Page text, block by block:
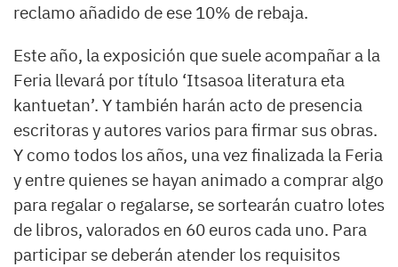
reclamo añadido de ese 10% de rebaja.
Este año, la exposición que suele acompañar a la
Feria llevará por título ‘Itsasoa literatura eta
kantuetan’. Y también harán acto de presencia
escritoras y autores varios para firmar sus obras.
Y como todos los años, una vez finalizada la Feria
y entre quienes se hayan animado a comprar algo
para regalar o regalarse, se sortearán cuatro lotes
de libros, valorados en 60 euros cada uno. Para
participar se deberán atender los requisitos